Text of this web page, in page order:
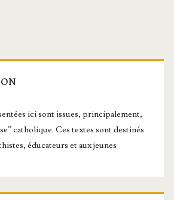
ici sont issues, principalement,
catholique. Ces textes sont destinés
éducateurs et aux jeunes